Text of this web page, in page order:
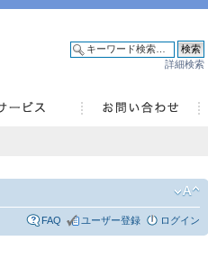
詳細検索
FAQ ユーザー登録 ログイン